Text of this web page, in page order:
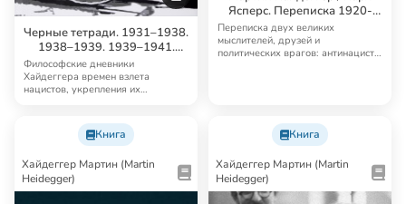
Черные тетради. 1931–1938.
1938–1939. 1939–1941.
1942–1948
Философские дневники
Хайдеггера времен взлета
нацистов, укрепления их
Ясперс. Переписка 1920-
1963
Переписка двух великих
мыслителей, друзей и
политических врагов: антинациста
Книга
Хайдеггер Мартин (Martin
Heidegger)
Книга
Хайдеггер Мартин (Martin
Heidegger)